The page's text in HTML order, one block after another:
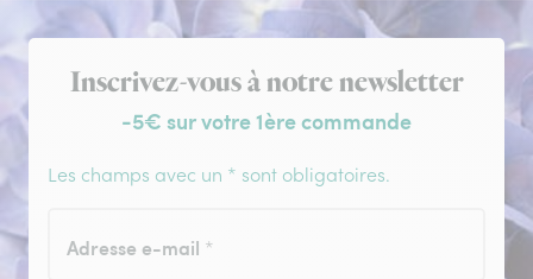
Inscription à la newsletter
Inscrivez-vous à notre newsletter
-5€ sur votre 1ère commande
Les champs avec un * sont obligatoires.
Adresse e-mail *